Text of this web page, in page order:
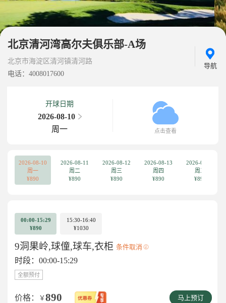
北京清河湾高尔夫俱乐部-A场
北京市海淀区清河镇清河路
电话：4008017600
导航
开球日期
2026-08-10
周一
点击查看
2026-08-10
周一
¥890
2026-08-11
周二
¥890
2026-08-12
周三
¥890
2026-08-13
周四
¥890
2026-08-14
周五
¥890
00:00-15:29
¥890
15:30-16:40
¥1030
9洞果岭,球僮,球车,衣柜 条件取消
时段：00:00-15:29
全额预付
价格： ￥890 马上预订